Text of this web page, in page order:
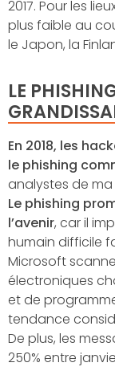
2017. Pour les
plus faible au
le Japon, la
LE
En 2018, les
le phishing
analystes de
Le phishing
l’avenir, car il
humain difficile
Microsoft
électroniques
et de
tendance
De plus, les
250% entre